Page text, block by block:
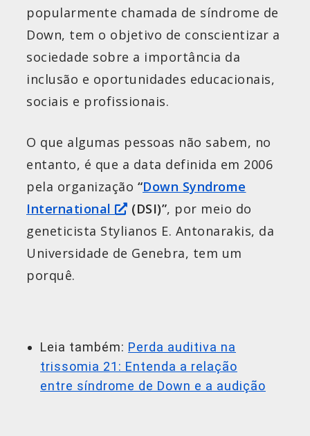
popularmente chamada de síndrome de
Down, tem o objetivo de conscientizar a
sociedade sobre a importância da
inclusão e oportunidades educacionais,
sociais e profissionais.
O que algumas pessoas não sabem, no
entanto, é que a data definida em 2006
pela organização “Down Syndrome
International
(DSI)”, por meio do
geneticista Stylianos E. Antonarakis, da
Universidade de Genebra, tem um
porquê.
Leia também: Perda auditiva na
trissomia 21: Entenda a relação
entre síndrome de Down e a audição